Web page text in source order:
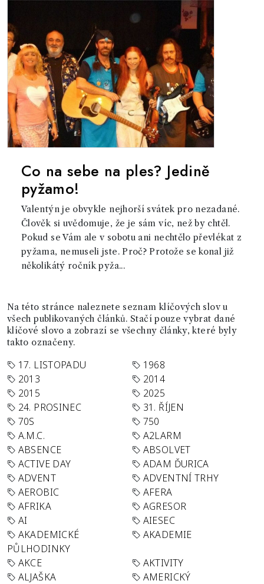
Co na sebe na ples? Jedině
pyžamo!
Valentýn je obvykle nejhorší svátek pro nezadané.
Člověk si uvědomuje, že je sám víc, než by chtěl.
Pokud se Vám ale v sobotu ani nechtělo převlékat z
pyžama, nemuseli jste. Proč? Protože se konal již
několikátý ročník pyža...
Na této stránce naleznete seznam klíčových slov u
všech publikovaných článků. Stačí pouze vybrat dané
klíčové slovo a zobrazí se všechny články, které byly
takto označeny.
17. LISTOPADU
1968
2013
2014
2015
2025
24. PROSINEC
31. ŘÍJEN
70S
750
A.M.C.
A2LARM
ABSENCE
ABSOLVET
ACTIVE DAY
ADAM ĎURICA
ADVENT
ADVENTNÍ TRHY
AEROBIC
AFERA
AFRIKA
AGRESOR
AI
AIESEC
AKADEMICKÉ
PŮLHODINKY
AKADEMIE
AKCE
AKTIVITY
ALJAŠKA
AMERICKÝ